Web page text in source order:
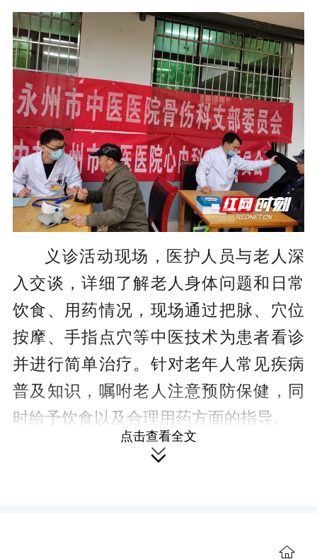
义诊活动现场，医护人员与老人深
入交谈，详细了解老人身体问题和日常
饮食、用药情况，现场通过把脉、穴位
按摩、手指点穴等中医技术为患者看诊
并进行简单治疗。针对老年人常见疾病
普及知识，嘱咐老人注意预防保健，同
时给予饮食以及合理用药方面的指导。
通过义诊活动，普及无病早预防、
点击查看全文
